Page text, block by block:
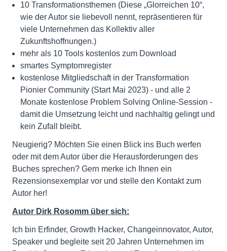
10 Transformationsthemen (Diese „Glorreichen 10“,
wie der Autor sie liebevoll nennt, repräsentieren für
viele Unternehmen das Kollektiv aller
Zukunftshoffnungen.)
mehr als 10 Tools kostenlos zum Download
smartes Symptomregister
kostenlose Mitgliedschaft in der Transformation
Pionier Community (Start Mai 2023) - und alle 2
Monate kostenlose Problem Solving Online-Session -
damit die Umsetzung leicht und nachhaltig gelingt und
kein Zufall bleibt.
Neugierig? Möchten Sie einen Blick ins Buch werfen
oder mit dem Autor über die Herausforderungen des
Buches sprechen? Gern merke ich Ihnen ein
Rezensionsexemplar vor und stelle den Kontakt zum
Autor her!
Autor Dirk Rosomm über sich:
Ich bin Erfinder, Growth Hacker, Changeinnovator, Autor,
Speaker und begleite seit 20 Jahren Unternehmen im